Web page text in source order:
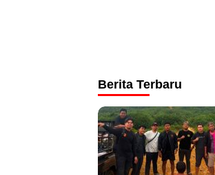
Berita Terbaru